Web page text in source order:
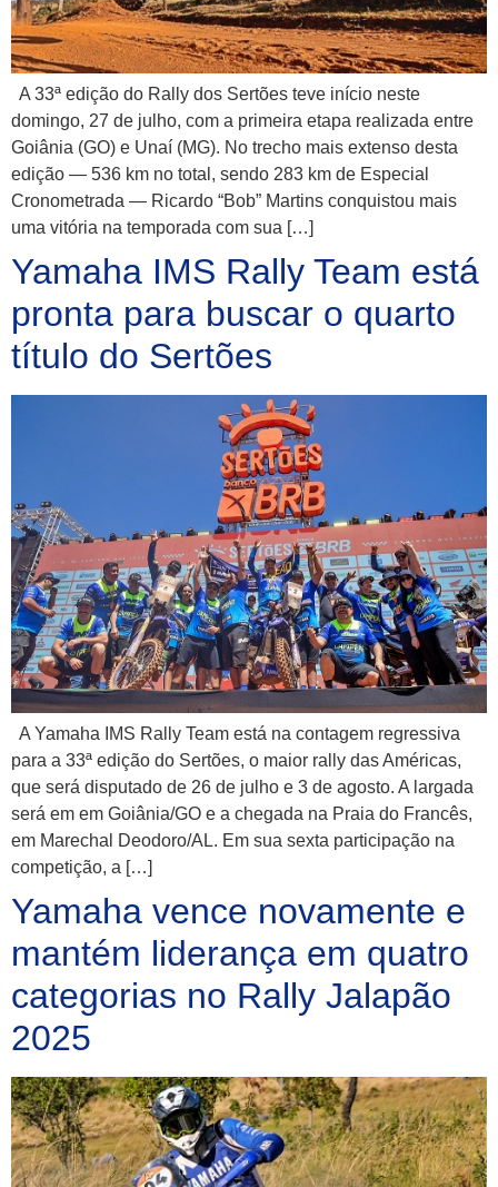
A 33ª edição do Rally dos Sertões teve início neste
domingo, 27 de julho, com a primeira etapa realizada entre
Goiânia (GO) e Unaí (MG). No trecho mais extenso desta
edição — 536 km no total, sendo 283 km de Especial
Cronometrada — Ricardo “Bob” Martins conquistou mais
uma vitória na temporada com sua […]
Yamaha IMS Rally Team está
pronta para buscar o quarto
título do Sertões
A Yamaha IMS Rally Team está na contagem regressiva
para a 33ª edição do Sertões, o maior rally das Américas,
que será disputado de 26 de julho e 3 de agosto. A largada
será em em Goiânia/GO e a chegada na Praia do Francês,
em Marechal Deodoro/AL. Em sua sexta participação na
competição, a […]
Yamaha vence novamente e
mantém liderança em quatro
categorias no Rally Jalapão
2025